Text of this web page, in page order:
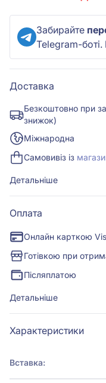
Забирайте
Telegram-
Доставка
Безкоштовно при
знижок)
Міжнародна
Самовивіз із
Детальніше
Оплата
Онлайн карткою
Готівкою при
Післяплатою
Детальніше
Характеристики
Вставка: